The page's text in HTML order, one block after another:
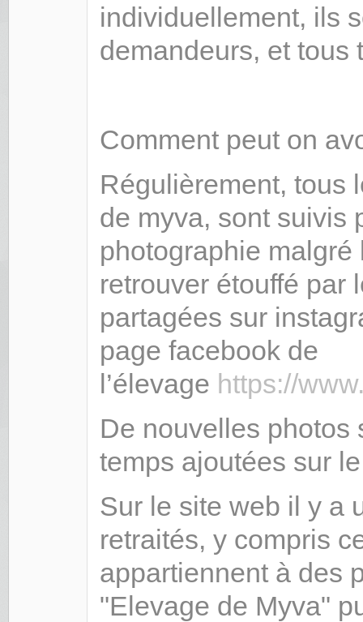
individuellement, ils
demandeurs, et
Comment peut on
Régulièrement, tous
de myva, sont suivis
photographie
retrouver étouffé par
partagées sur
page facebook de
l’élevage https://
De nouvelles photos
temps ajoutées sur
Sur le site web il y a
retraités, y compris
appartiennent à des
"Elevage de Myva"